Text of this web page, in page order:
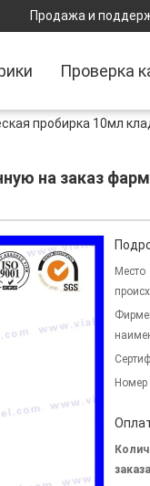
Продажа и
Проверка
пробирка 10мл
на заказ
Место